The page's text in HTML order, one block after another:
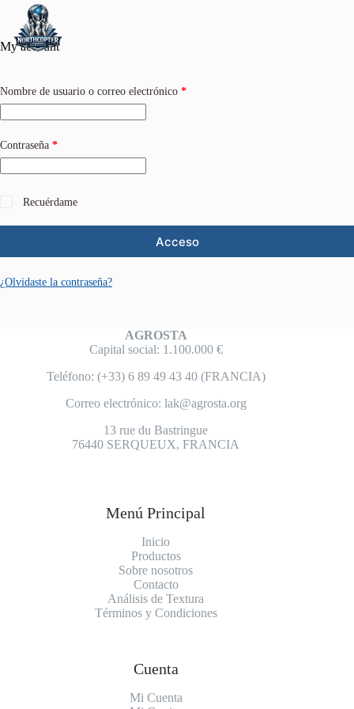
My account
Nombre de usuario o correo electrónico *
Contraseña *
Recuérdame
Acceso
¿Olvidaste la contraseña?
AGROSTA
Capital social: 1.100.000 €
Teléfono: (+33) 6 89 49 43 40 (FRANCIA)
Correo electrónico: lak@agrosta.org
13 rue du Bastringue
76440 SERQUEUX, FRANCIA
Menú Principal
Inicio
Productos
Sobre nosotros
Contacto
Análisis de Textura
Términos y Condiciones
Cuenta
Mi Cuenta